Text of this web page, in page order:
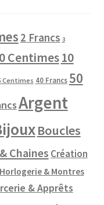
2 Francs 3
Centimes10
Centimes 40 Francs 50
Argent
Boucles
Chaines Création
Horlogerie & Montres
& Apprêts